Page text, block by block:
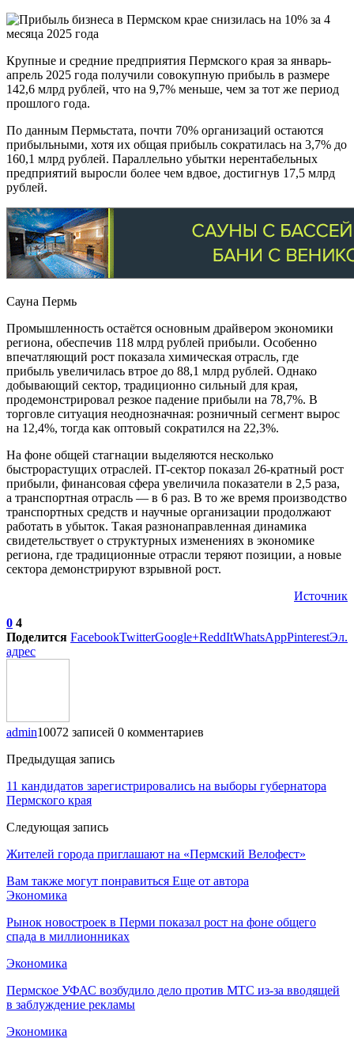
Крупные и средние предприятия Пермского края за январь-
апрель 2025 года получили совокупную прибыль в размере
142,6 млрд рублей, что на 9,7% меньше, чем за тот же период
прошлого года.
По данным Пермьстата, почти 70% организаций остаются
прибыльными, хотя их общая прибыль сократилась на 3,7% до
160,1 млрд рублей. Параллельно убытки нерентабельных
предприятий выросли более чем вдвое, достигнув 17,5 млрд
рублей.
Сауна Пермь
Промышленность остаётся основным драйвером экономики
региона, обеспечив 118 млрд рублей прибыли. Особенно
впечатляющий рост показала химическая отрасль, где
прибыль увеличилась втрое до 88,1 млрд рублей. Однако
добывающий сектор, традиционно сильный для края,
продемонстрировал резкое падение прибыли на 78,7%. В
торговле ситуация неоднозначная: розничный сегмент вырос
на 12,4%, тогда как оптовый сократился на 22,3%.
На фоне общей стагнации выделяются несколько
быстрорастущих отраслей. IT-сектор показал 26-кратный рост
прибыли, финансовая сфера увеличила показатели в 2,5 раза,
а транспортная отрасль — в 6 раз. В то же время производство
транспортных средств и научные организации продолжают
работать в убыток. Такая разнонаправленная динамика
свидетельствует о структурных изменениях в экономике
региона, где традиционные отрасли теряют позиции, а новые
сектора демонстрируют взрывной рост.
Источник
0 4
Поделится FacebookTwitterGoogle+ReddItWhatsAppPinterestЭл.
адрес
admin10072 записей 0 комментариев
Предыдущая запись
11 кандидатов зарегистрировались на выборы губернатора
Пермского края
Следующая запись
Жителей города приглашают на «Пермский Велофест»
Вам также могут понравиться Еще от автора
Экономика
Рынок новостроек в Перми показал рост на фоне общего
спада в миллионниках
Экономика
Пермское УФАС возбудило дело против МТС из-за вводящей
в заблуждение рекламы
Экономика